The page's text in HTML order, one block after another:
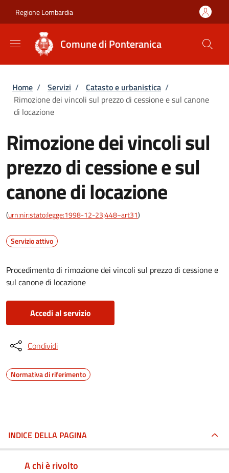
Regione Lombardia
Comune di Ponteranica
Briciole di pane
Home / Servizi / Catasto e urbanistica /
Rimozione dei vincoli sul prezzo di cessione e sul canone
di locazione
Rimozione dei vincoli sul
prezzo di cessione e sul
canone di locazione
(urn:nir:stato:legge:1998-12-23;448~art31)
Servizio attivo
Procedimento di rimozione dei vincoli sul prezzo di cessione e
sul canone di locazione
Accedi al servizio
Condividi
Normativa di riferimento
INDICE DELLA PAGINA
A chi è rivolto